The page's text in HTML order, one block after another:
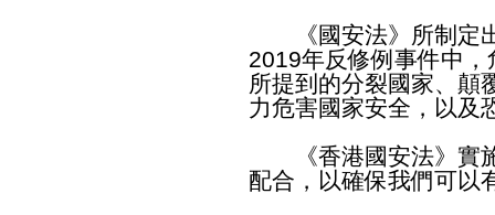
《國安法》所制定出
2019年反修例事件中
所提到的分裂國家、顛
力危害國家安全，以及
《香港國安法》實施
配合，以確保我們可以